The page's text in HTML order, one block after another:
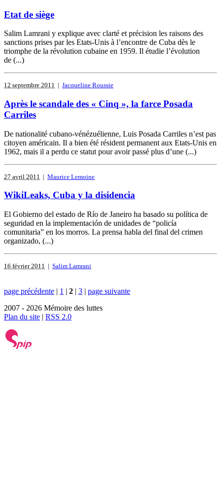
Etat de siège
Salim Lamrani y explique avec clarté et précision les raisons des
sanctions prises par les Etats-Unis à l’encontre de Cuba dès le
triomphe de la révolution cubaine en 1959. Il étudie l’évolution
de (...)
12 septembre 2011 | Jacqueline Roussie
Après le scandale des « Cinq », la farce Posada
Carriles
De nationalité cubano-vénézuélienne, Luis Posada Carriles n’est pas
citoyen américain. Il a bien été résident permanent aux Etats-Unis en
1962, mais il a perdu ce statut pour avoir passé plus d’une (...)
27 avril 2011 | Maurice Lemoine
WikiLeaks, Cuba y la disidencia
El Gobierno del estado de Río de Janeiro ha basado su política de
seguridad en la implementación de unidades de “policía
comunitaria” en los morros. La prensa habla del final del crimen
organizado, (...)
16 février 2011 | Salim Lamrani
page précédente | 1 | 2 | 3 | page suivante
2007 - 2026 Mémoire des luttes
Plan du site | RSS 2.0